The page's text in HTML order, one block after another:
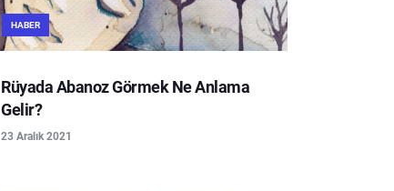
HABER
Rüyada Abanoz Görmek Ne Anlama
Gelir?
23 Aralık 2021